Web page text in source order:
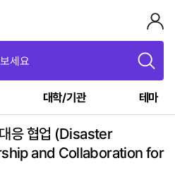
세요
대학/기관 테마
응 협업 (Disaster
and Collaboration for